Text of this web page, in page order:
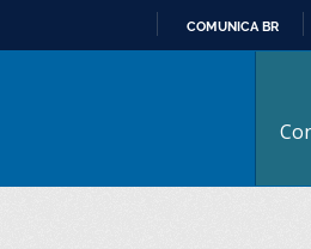
COMUNICA BR